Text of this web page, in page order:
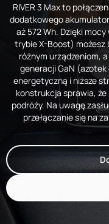
RIVER 3 Max to
dodatkowego
aż 572 Wh. Dzięki
trybie X-Boost) możesz
różnym urządzeniom,
generacji GaN
energetyczną i niższe
konstrukcja sprawia,
podróży. Na uwagę
przełączanie się na